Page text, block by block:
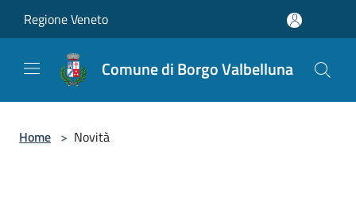
Regione Veneto
Comune di Borgo Valbelluna
Home > Novità